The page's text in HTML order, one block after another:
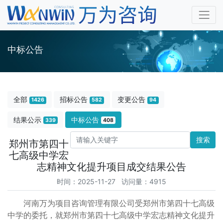
中标公告
全部 1426 招标公告 582 变更公告 94
结果公示 339 中标公告 408
搜索
郑州市第四十
七高级中学宏
志精神文化提升项目成交结果公告
时间：2025-11-27 访问量：4915
河南万为项目咨询管理有限公司受郑州市第四十七高级
中学的委托，就郑州市第四十七高级中学宏志精神文化提升